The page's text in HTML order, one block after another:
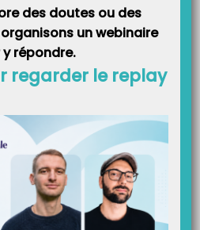
des doutes ou des
un webinaire
répondre.
regarder le replay